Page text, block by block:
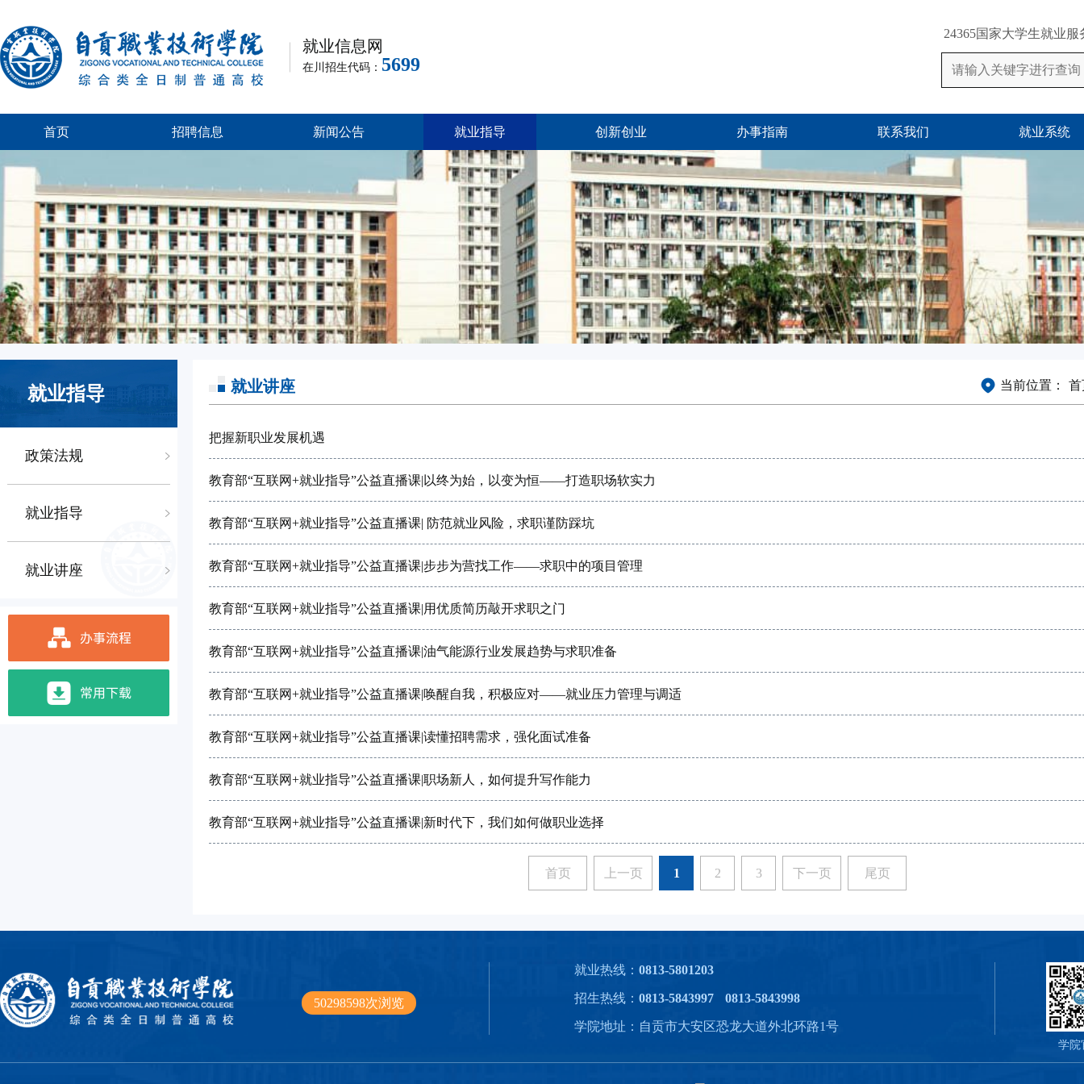
就业信息网
在川招生代码： 5699
24365国家大学生就业服
首页 招聘信息 新闻公告 就业指导 创新创业 办事指南 联系我们 就业系统
就业指导
政策法规
就业指导
就业讲座
就业讲座 当前位置： 首
把握新职业发展机遇
教育部“互联网+就业指导”公益直播课|以终为始，以变为恒——打造职场软实力
教育部“互联网+就业指导”公益直播课| 防范就业风险，求职谨防踩坑
教育部“互联网+就业指导”公益直播课|步步为营找工作——求职中的项目管理
教育部“互联网+就业指导”公益直播课|用优质简历敲开求职之门
教育部“互联网+就业指导”公益直播课|油气能源行业发展趋势与求职准备
教育部“互联网+就业指导”公益直播课|唤醒自我，积极应对——就业压力管理与调适
教育部“互联网+就业指导”公益直播课|读懂招聘需求，强化面试准备
教育部“互联网+就业指导”公益直播课|职场新人，如何提升写作能力
教育部“互联网+就业指导”公益直播课|新时代下，我们如何做职业选择
首页 上一页 1 2 3 下一页 尾页
50298598次浏览
就业热线： 0813-5801203
招生热线： 0813-5843997 0813-5843998
学院地址：自贡市大安区恐龙大道外北环路1号
学院